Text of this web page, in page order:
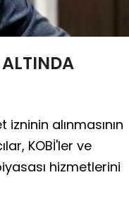
alınmasının
KOBİ'ler ve
hizmetlerini